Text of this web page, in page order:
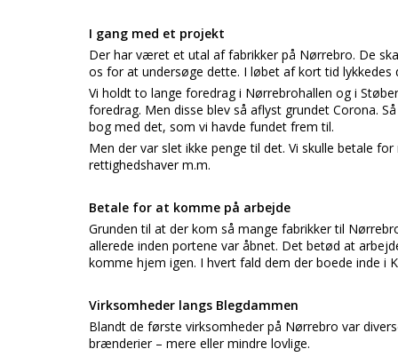
I gang med et projekt
Der har været et utal af fabrikker på Nørrebro. De
os for at undersøge dette. I løbet af kort tid
Vi holdt to lange foredrag i Nørrebrohallen og i
foredrag. Men disse blev så aflyst grundet Corona.
bog med det, som vi havde fundet frem til.
Men der var slet ikke penge til det. Vi skulle betale
rettighedshaver m.m.
Betale for at komme på arbejde
Grunden til at der kom så mange fabrikker til
allerede inden portene var åbnet. Det betød at
komme hjem igen. I hvert fald dem der boede inde i
Virksomheder langs Blegdammen
Blandt de første virksomheder på Nørrebro var
brænderier – mere eller mindre lovlige.